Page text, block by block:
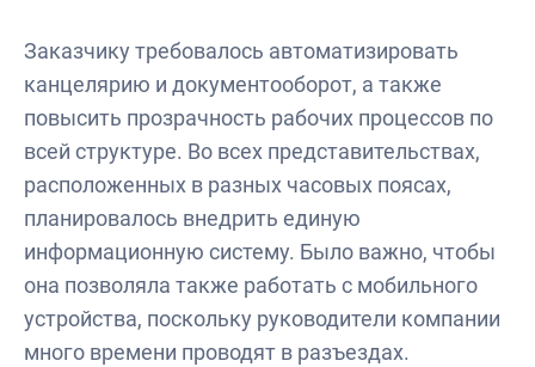
Заказчику требовалось автоматизировать
канцелярию и документооборот, а также
повысить прозрачность рабочих процессов по
всей структуре. Во всех представительствах,
расположенных в разных часовых поясах,
планировалось внедрить единую
информационную систему. Было важно, чтобы
она позволяла также работать с мобильного
устройства, поскольку руководители компании
много времени проводят в разъездах.